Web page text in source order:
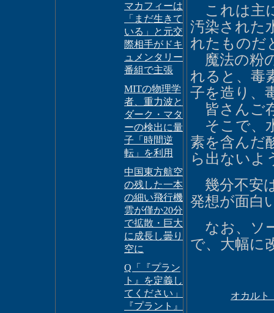
マカフィーは
「まだ生きて
いる」と元交
際相手がドキ
ュメンタリー
番組で主張
MITの物理学
者、重力波と
ダーク・マタ
ーの検出に量
子「時間逆
転」を利用
中国東方航空
の残した一本
の細い飛行機
雲が僅か20分
で拡散・巨大
に成長し曇り
空に
Q「『プラン
ト』を定義し
てください」
『プラント』
これは主
汚染された
れたものだ
魔法の粉
れると、毒
子を造り、
皆さんご
そこで、
素を含んだ
ら出ないよ
幾分不安
発想が面白
なお、ソ
で、大幅に
オカルト